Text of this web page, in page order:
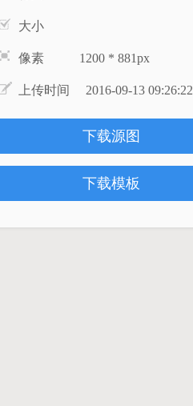
大小
像素 1200 * 881px
上传时间 2016-09-13 09:26:22